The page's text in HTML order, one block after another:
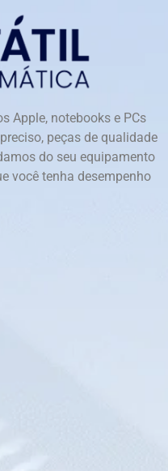
Apple, notebooks e PCs
peças de qualidade
do seu equipamento
você tenha desempenho